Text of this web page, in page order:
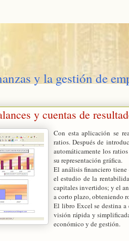
y la gestión de
y cuentas de
Con esta aplicación se
ratios. Después de
automáticamente los
su representación gráfica.
El análisis financiero
el estudio de la
capitales invertidos; y el
a corto plazo, obteniendo
El libro Excel se destina a
visión rápida y
económico y de gestión.